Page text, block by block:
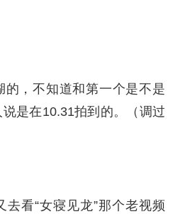
的，不知道和第一个是不是
是在10.31拍到的。（调过
看“女寝见龙”那个老视频